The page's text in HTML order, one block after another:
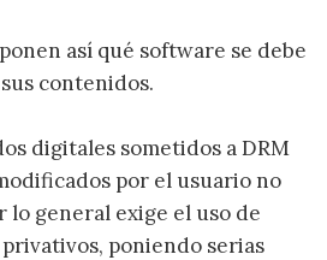
así qué software se debe
contenidos.
digitales sometidos a DRM
por el usuario no
lo general exige el uso de
poniendo serias